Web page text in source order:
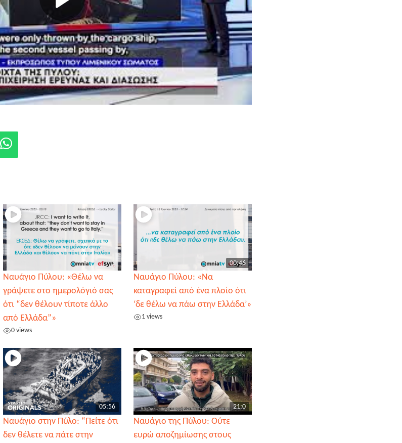
Ναυάγιο Πύλου: «Θέλω να
γράψετε στο ημερολόγιό σας
ότι “δεν θέλουν τίποτε άλλο
από Ελλάδα”»
0 views
00:46
Ναυάγιο Πύλου: «Να
καταγραφεί από ένα πλοίο ότι
‘δε θέλω να πάω στην Ελλάδα’»
1 views
05:56
Ναυάγιο στην Πύλο: “Πείτε ότι
δεν θέλετε να πάτε στην
21:0
Ναυάγιο της Πύλου: Ούτε
ευρώ αποζημίωσης στους